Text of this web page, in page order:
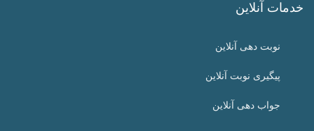
خدمات آنلاین
نوبت دهی آنلاین
پیگیری نوبت آنلاین
جواب دهی آنلاین